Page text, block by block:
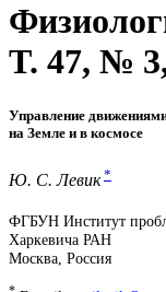
T. 47, №
Управление
на Земле и в космосе
Ю. С. Левик *
ФГБУН Институт
Харкевича РАН
Москва, Россия